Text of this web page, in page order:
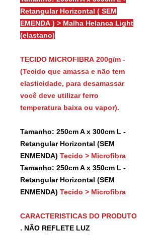
Retangular Horizontal ( SEM
EMENDA ) > Malha Helanca Light
(elastano)
TECIDO MICROFIBRA 200g/m -
(Tecido que amassa e não tem
elasticidade, para desamassar
você deve utilizar ferro
temperatura baixa ou vapor).
Tamanho: 250cm A x 300cm L -
Retangular Horizontal (SEM
ENMENDA) Tecido > Microfibra
Tamanho: 250cm A x 350cm L -
Retangular Horizontal (SEM
ENMENDA) Tecido > Microfibra
CARACTERISTICAS DO PRODUTO
. NÃO REFLETE LUZ